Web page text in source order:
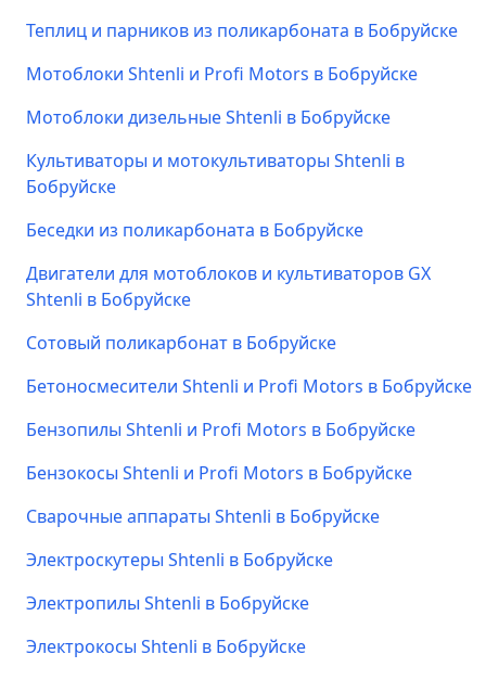
Теплиц и парников из поликарбоната в Бобруйске
Мотоблоки Shtenli и Profi Motors в Бобруйске
Мотоблоки дизельные Shtenli в Бобруйске
Культиваторы и мотокультиваторы Shtenli в
Бобруйске
Беседки из поликарбоната в Бобруйске
Двигатели для мотоблоков и культиваторов GX
Shtenli в Бобруйске
Сотовый поликарбонат в Бобруйске
Бетоносмесители Shtenli и Profi Motors в Бобруйске
Бензопилы Shtenli и Profi Motors в Бобруйске
Бензокосы Shtenli и Profi Motors в Бобруйске
Сварочные аппараты Shtenli в Бобруйске
Электроскутеры Shtenli в Бобруйске
Электропилы Shtenli в Бобруйске
Электрокосы Shtenli в Бобруйске